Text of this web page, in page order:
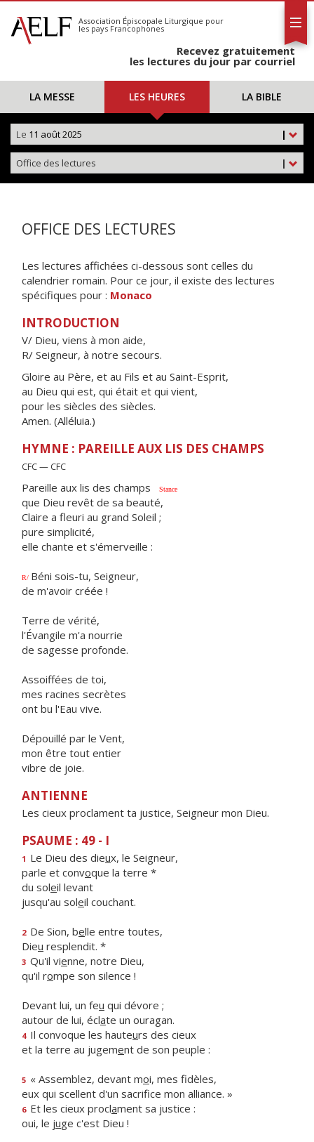
S'abonner
Calendrier
Association Épiscopale Liturgique pour
les pays Francophones
Recevez gratuitement
les lectures du jour par courriel
LA MESSE LES HEURES LA BIBLE
|
Le 11 août 2025
|
Office des lectures
OFFICE DES LECTURES
Les lectures affichées ci-dessous sont celles du
calendrier romain. Pour ce jour, il existe des lectures
spécifiques pour : Monaco
INTRODUCTION
V/ Dieu, viens à mon aide,
R/ Seigneur, à notre secours.
Gloire au Père, et au Fils et au Saint-Esprit,
au Dieu qui est, qui était et qui vient,
pour les siècles des siècles.
Amen. (Alléluia.)
HYMNE : PAREILLE AUX LIS DES CHAMPS
CFC — CFC
Pareille aux lis des champs Stance
que Dieu revêt de sa beauté,
Claire a fleuri au grand Soleil ;
pure simplicité,
elle chante et s'émerveille :
R/ Béni sois-tu, Seigneur,
de m'avoir créée !
Terre de vérité,
l'Évangile m'a nourrie
de sagesse profonde.
Assoiffées de toi,
mes racines secrètes
ont bu l'Eau vive.
Dépouillé par le Vent,
mon être tout entier
vibre de joie.
ANTIENNE
Les cieux proclament ta justice, Seigneur mon Dieu.
PSAUME : 49 - I
1 Le Dieu des dieux, le Seigneur,
parle et convoque la terre *
du soleil levant
jusqu'au soleil couchant.
2 De Sion, belle entre toutes,
Dieu resplendit. *
3 Qu'il vienne, notre Dieu,
qu'il rompe son silence !
Devant lui, un feu qui dévore ;
autour de lui, éclate un ouragan.
4 Il convoque les hauteurs des cieux
et la terre au jugement de son peuple :
5 « Assemblez, devant moi, mes fidèles,
eux qui scellent d'un sacrifce mon alliance. »
6 Et les cieux proclament sa justice :
oui, le juge c'est Dieu !